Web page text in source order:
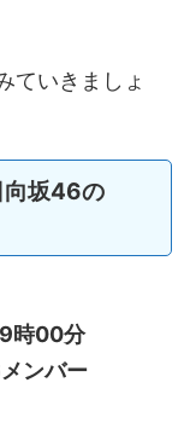
ていきましょ
向坂46の
時00分
ンバー